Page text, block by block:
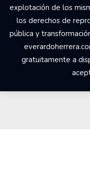
explotación de los
los derechos de
pública y
gratuitamente a